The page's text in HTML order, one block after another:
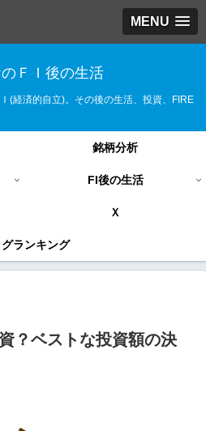
MENU
ＦＩ後の生活
(経済的自立)。その後の生活、投資、FIRE
銘柄分析
FI後の生活
Ｘ
ランキング
？ベストな投資額の決